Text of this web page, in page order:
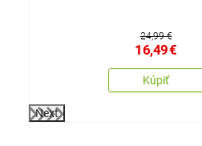
24,99 €
16,49€
Kúpiť
Next